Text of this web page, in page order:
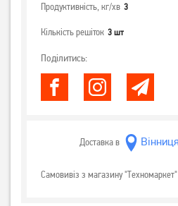
Продуктивність, кг/хв 3
Кількість решіток 3 шт
Поділитись:
Доставка в
Самовивіз з магазину "Техномаркет"